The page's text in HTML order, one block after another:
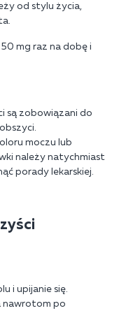
od stylu życia,
mg raz na dobę i
są zobowiązani do
moczu lub
należy natychmiast
porady lekarskiej.
i upijanie się.
nawrotom po